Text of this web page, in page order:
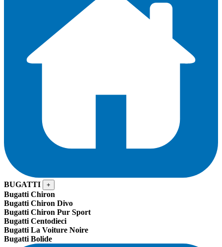
BUGATTI +
Bugatti Chiron
Bugatti Chiron Divo
Bugatti Chiron Pur Sport
Bugatti Centodieci
Bugatti La Voiture Noire
Bugatti Bolide